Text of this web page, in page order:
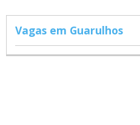
Vagas em Guarulhos